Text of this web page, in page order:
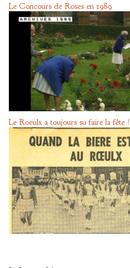
Le Concours de Roses en 1989
Le Roeulx a toujours su faire la fête !